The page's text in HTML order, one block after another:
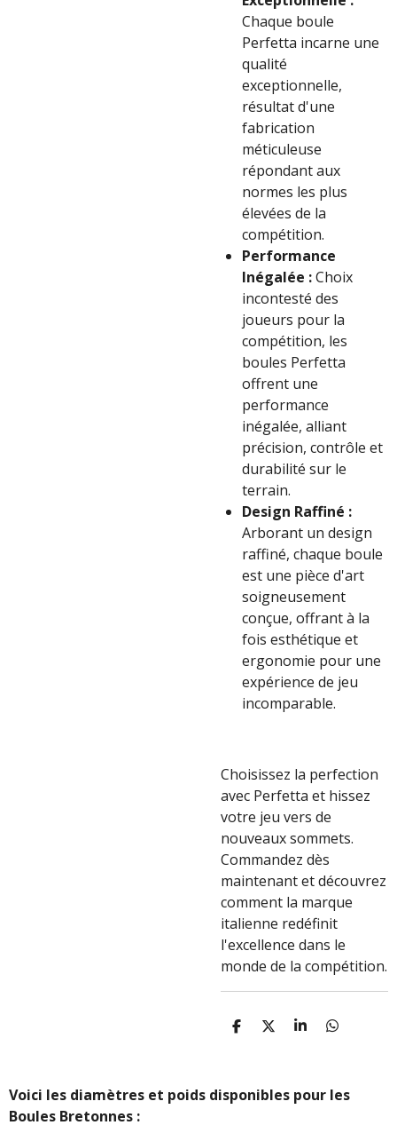
Chaque boule
Perfetta incarne une
qualité
exceptionnelle,
résultat d'une
fabrication
méticuleuse
répondant aux
normes les plus
élevées de la
compétition.
Performance
Inégalée :Choix
incontesté des
joueurs pour la
compétition, les
boules Perfetta
offrent une
performance
inégalée, alliant
précision, contrôle et
durabilité sur le
terrain.
Design Raffiné :
Arborant un design
raffiné, chaque boule
est une pièce d'art
soigneusement
conçue, offrant à la
fois esthétique et
ergonomie pour une
expérience de jeu
incomparable.
Choisissez la perfection
avec Perfetta et hissez
votre jeu vers de
nouveaux sommets.
Commandez dès
maintenant et découvrez
comment la marque
italienne redéfinit
l'excellence dans le
monde de la compétition.
P
G
P
A
G
P
G
P
A
G
Voici les diamètres et poids disponibles pour les
Boules Bretonnes :